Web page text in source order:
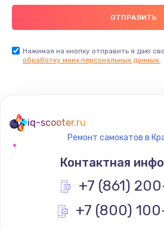
Нажимая на кнопку отправить я даю
обработку моих персональных данных.
iq-scooter.ru
Ремонт самокатов в
Контактная
+7 (861)
+7 (800)